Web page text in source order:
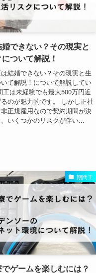
できない？その現実と
ついて解説！
結婚できない？その現実と生
て解説！について解説してい
工は未経験でも最大500万円近
のが魅力的です。 しかし正社
正規雇用なので契約期間が決
いくつかのリスクが伴い...
期間工
ゲームを楽しむには？